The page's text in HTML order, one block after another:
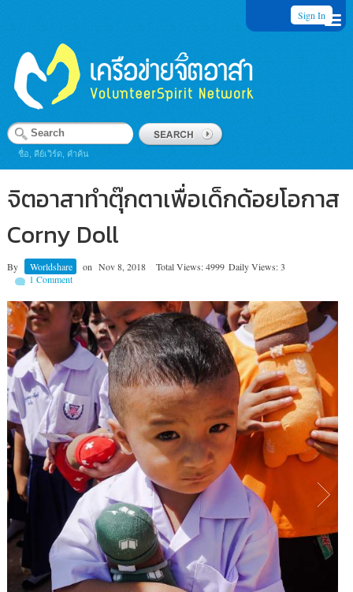
Sign In
ชื่อ, คีย์เวิร์ด, คำค้น
จิตอาสาทำตุ๊กตาเพื่อเด็กด้อยโอกาส
Corny Doll
By Worldshare on Nov 8, 2018 Total Views: 4999 Daily Views: 3
1 Comment